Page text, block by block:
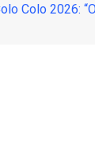
Colo 2026: